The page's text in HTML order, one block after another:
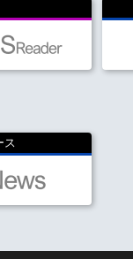
ス